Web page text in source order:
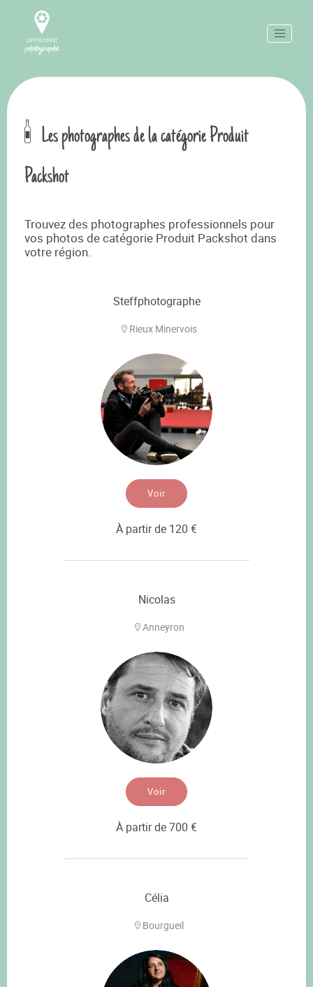
Les photographes de la catégorie Produit
Packshot
Trouvez des photographes professionnels pour
vos photos de catégorie Produit Packshot dans
votre région.
Steffphotographe
Rieux Minervois
Voir
À partir de 120 €
Nicolas
Anneyron
Voir
À partir de 700 €
Célia
Bourgueil